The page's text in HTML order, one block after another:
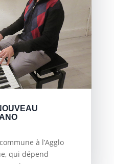
à l’Agglo
qui dépend